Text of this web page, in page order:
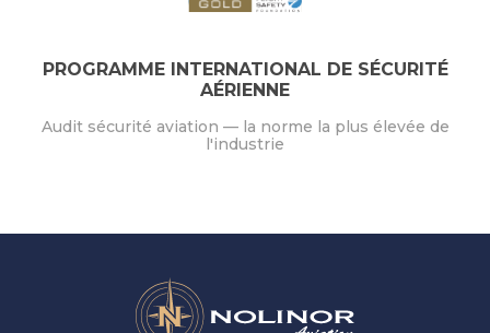
PROGRAMME INTERNATIONAL DE SÉCURITÉ
AÉRIENNE
Audit sécurité aviation — la norme la plus élevée de
l'industrie